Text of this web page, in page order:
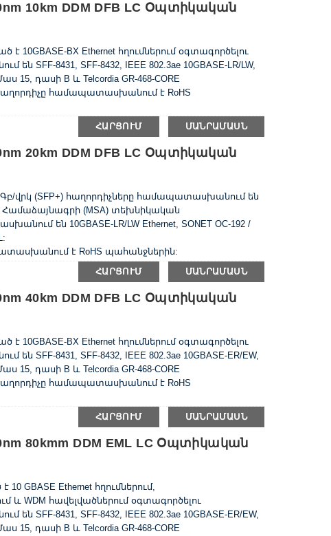
10km DDM DFB LC Օպտիկական
10GBASE-BX Ethernet հղումներում օգտագործելու
8431, SFF-8432, IEEE 802.3ae 10GBASE-LR/LW,
15, դասի B և Telcordia GR-468-CORE
համապատասխանում է RoHS
ՀԱՐՑՈՒՄ
ՄԱՆՐԱՄԱՍՆ
20km DDM DFB LC Օպտիկական
Գբ/վրկ (SFP+) հաղորդիչները համապատասխանում են
Համաձայնագրի (MSA) տեխնիկական
են 10GBASE-LR/LW Ethernet, SONET OC-192 /
է RoHS պահանջներին:
ՀԱՐՑՈՒՄ
ՄԱՆՐԱՄԱՍՆ
40km DDM DFB LC Օպտիկական
10GBASE-BX Ethernet հղումներում օգտագործելու
8431, SFF-8432, IEEE 802.3ae 10GBASE-ER/EW,
15, դասի B և Telcordia GR-468-CORE
համապատասխանում է RoHS
ՀԱՐՑՈՒՄ
ՄԱՆՐԱՄԱՍՆ
80kmm DDM EML LC Օպտիկական
GBASE Ethernet հղումներում,
և WDM հավելվածներում օգտագործելու
8431, SFF-8432, IEEE 802.3ae 10GBASE-ER/EW,
15, դասի B և Telcordia GR-468-CORE